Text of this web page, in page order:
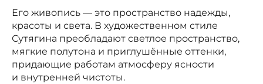
Его живопись — это пространство надежды,
красоты и света. В художественном стиле
Сутягина преобладают светлое пространство,
мягкие полутона и приглушённые оттенки,
придающие работам атмосферу ясности
и внутренней чистоты.